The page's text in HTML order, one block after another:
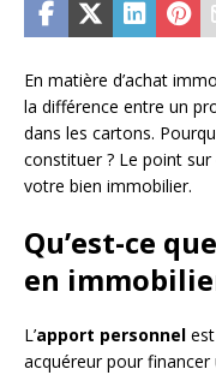
En matière d’achat
la différence entre un
dans les cartons.
constituer ? Le point
votre bien immobilier.
Qu’est-ce
en
L’apport personnel
acquéreur pour